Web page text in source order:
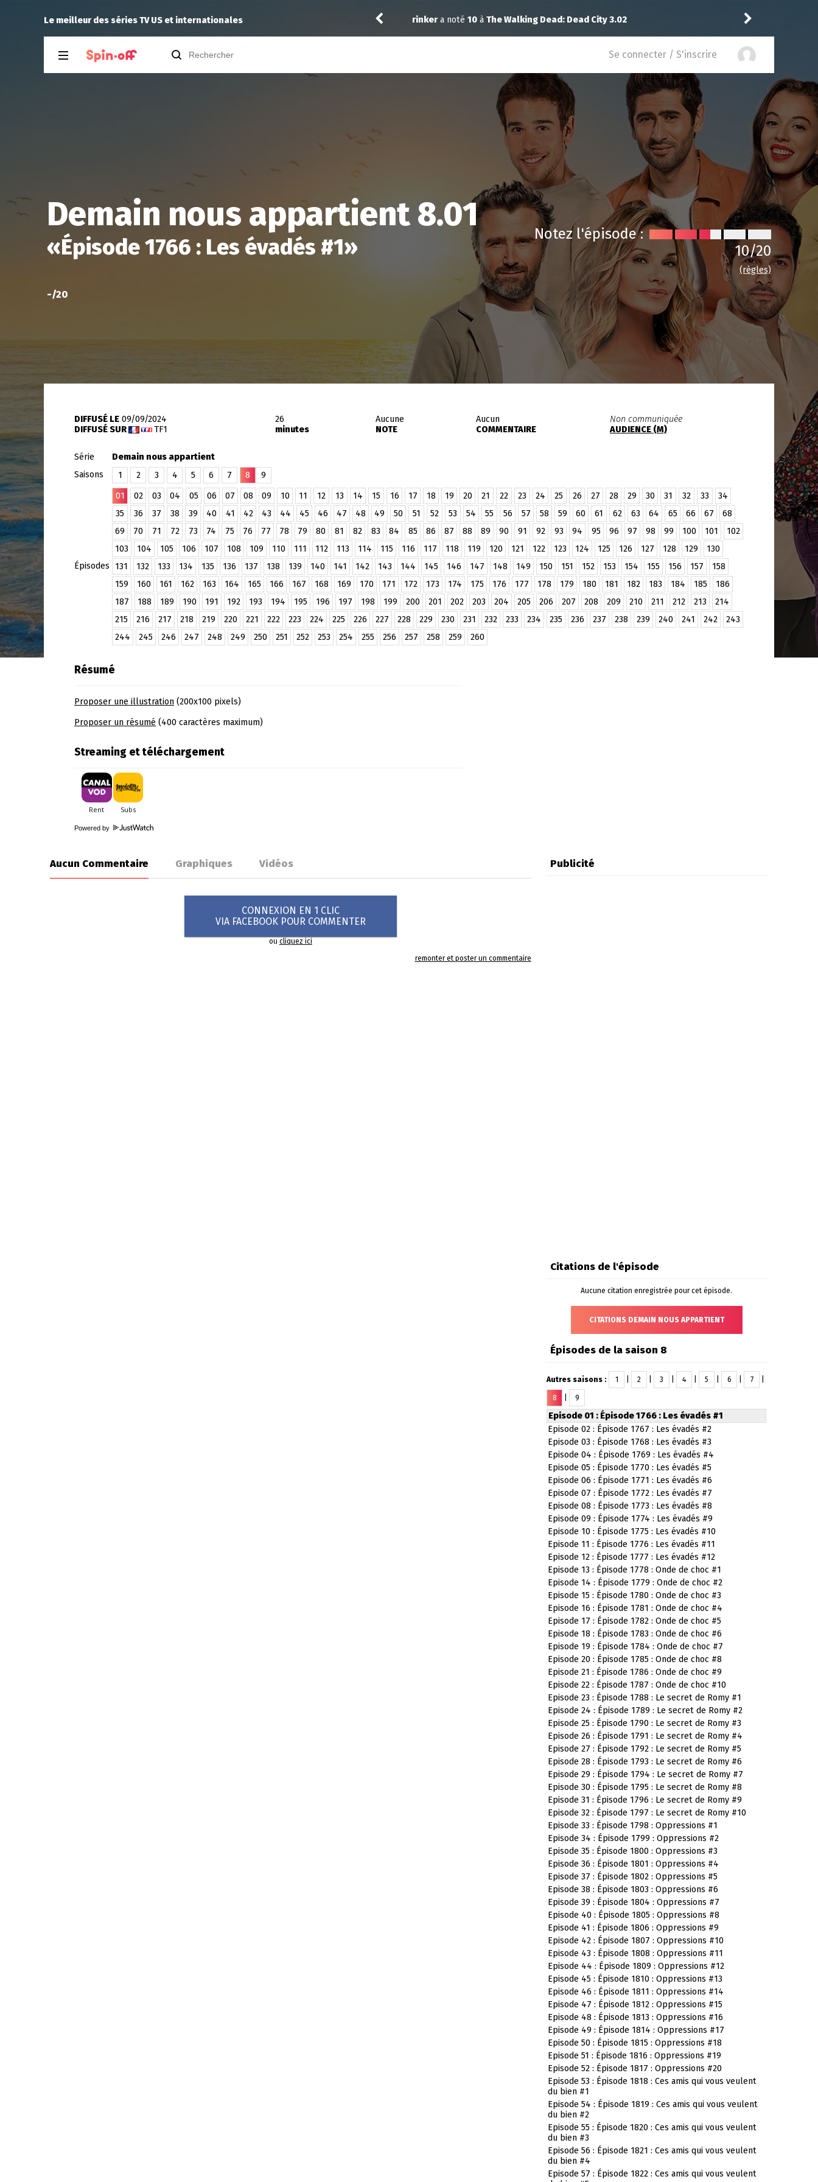
Le meilleur des séries TV US et internationales
Bel-Air 6.06 rinkera noté10àThe Walking Dead: Dead City 3.02 Kiddoa noté12à9-1-1: Nashville 1.04
Se connecter / S'inscrire
Demain nous appartient 8.01
«Épisode 1766 : Les évadés #1»
-/20
Notez l'épisode :
10/20
(règles)
DIFFUSÉ LE 09/09/2024
DIFFUSÉ SUR
TF1
26
minutes
Aucune
NOTE
Aucun
COMMENTAIRE
Non communiquée
AUDIENCE (M)
Série
Demain nous appartient
Saisons
1 2 3 4 5 6 7 8 9
Épisodes
01 02 03 04 05 06 07 08 09 10 11 12 13 14 15 16 17 18 19 20 21 22 23 24 25 26 27 28 29 30 31 32 33
34
35
36 37 38 39 40 41 42 43 44 45 46 47 48 49 50 51 52 53 54 55 56 57 58 59 60 61 62 63 64 65 66 67
68
69
70 71 72 73 74 75 76 77 78 79 80 81 82 83 84 85 86 87 88 89 90 91 92 93 94 95 96 97 98 99 100 101
102
103
104 105 106 107 108 109 110 111 112 113 114 115 116 117 118 119 120 121 122 123 124 125 126 127 128 129
130
131
132 133 134 135 136 137 138 139 140 141 142 143 144 145 146 147 148 149 150 151 152 153 154 155 156 157
158
159
160 161 162 163 164 165 166 167 168 169 170 171 172 173 174 175 176 177 178 179 180 181 182 183 184 185
186
187
188 189 190 191 192 193 194 195 196 197 198 199 200 201 202 203 204 205 206 207 208 209 210 211 212 213
214
215
216 217 218 219 220 221 222 223 224 225 226 227 228 229 230 231 232 233 234 235 236 237 238 239 240 241 242
243
244
245 246 247 248 249 250 251 252 253 254 255 256 257 258 259 260
Résumé
Proposer une illustration (200x100 pixels)
Proposer un résumé (400 caractères maximum)
Streaming et téléchargement
Powered by
Aucun Commentaire Graphiques Vidéos
CONNEXION EN 1 CLIC
VIA FACEBOOK POUR COMMENTER
oucliquez ici
remonter et poster un commentaire
Publicité
Citations de l'épisode
Aucune citation enregistrée pour cet épisode.
CITATIONS DEMAIN NOUS APPARTIENT
Épisodes de la saison 8
Autres saisons : 1 2 3 4 5 6 7
8 9
Episode 01 : Épisode 1766 : Les évadés #1
Episode 02 : Épisode 1767 : Les évadés #2
Episode 03 : Épisode 1768 : Les évadés #3
Episode 04 : Épisode 1769 : Les évadés #4
Episode 05 : Épisode 1770 : Les évadés #5
Episode 06 : Épisode 1771 : Les évadés #6
Episode 07 : Épisode 1772 : Les évadés #7
Episode 08 : Épisode 1773 : Les évadés #8
Episode 09 : Épisode 1774 : Les évadés #9
Episode 10 : Épisode 1775 : Les évadés #10
Episode 11 : Épisode 1776 : Les évadés #11
Episode 12 : Épisode 1777 : Les évadés #12
Episode 13 : Épisode 1778 : Onde de choc #1
Episode 14 : Épisode 1779 : Onde de choc #2
Episode 15 : Épisode 1780 : Onde de choc #3
Episode 16 : Épisode 1781 : Onde de choc #4
Episode 17 : Épisode 1782 : Onde de choc #5
Episode 18 : Épisode 1783 : Onde de choc #6
Episode 19 : Épisode 1784 : Onde de choc #7
Episode 20 : Épisode 1785 : Onde de choc #8
Episode 21 : Épisode 1786 : Onde de choc #9
Episode 22 : Épisode 1787 : Onde de choc #10
Episode 23 : Épisode 1788 : Le secret de Romy #1
Episode 24 : Épisode 1789 : Le secret de Romy #2
Episode 25 : Épisode 1790 : Le secret de Romy #3
Episode 26 : Épisode 1791 : Le secret de Romy #4
Episode 27 : Épisode 1792 : Le secret de Romy #5
Episode 28 : Épisode 1793 : Le secret de Romy #6
Episode 29 : Épisode 1794 : Le secret de Romy #7
Episode 30 : Épisode 1795 : Le secret de Romy #8
Episode 31 : Épisode 1796 : Le secret de Romy #9
Episode 32 : Épisode 1797 : Le secret de Romy #10
Episode 33 : Épisode 1798 : Oppressions #1
Episode 34 : Épisode 1799 : Oppressions #2
Episode 35 : Épisode 1800 : Oppressions #3
Episode 36 : Épisode 1801 : Oppressions #4
Episode 37 : Épisode 1802 : Oppressions #5
Episode 38 : Épisode 1803 : Oppressions #6
Episode 39 : Épisode 1804 : Oppressions #7
Episode 40 : Épisode 1805 : Oppressions #8
Episode 41 : Épisode 1806 : Oppressions #9
Episode 42 : Épisode 1807 : Oppressions #10
Episode 43 : Épisode 1808 : Oppressions #11
Episode 44 : Épisode 1809 : Oppressions #12
Episode 45 : Épisode 1810 : Oppressions #13
Episode 46 : Épisode 1811 : Oppressions #14
Episode 47 : Épisode 1812 : Oppressions #15
Episode 48 : Épisode 1813 : Oppressions #16
Episode 49 : Épisode 1814 : Oppressions #17
Episode 50 : Épisode 1815 : Oppressions #18
Episode 51 : Épisode 1816 : Oppressions #19
Episode 52 : Épisode 1817 : Oppressions #20
Episode 53 : Épisode 1818 : Ces amis qui vous veulent
du bien #1
Episode 54 : Épisode 1819 : Ces amis qui vous veulent
du bien #2
Episode 55 : Épisode 1820 : Ces amis qui vous veulent
du bien #3
Episode 56 : Épisode 1821 : Ces amis qui vous veulent
du bien #4
Episode 57 : Épisode 1822 : Ces amis qui vous veulent